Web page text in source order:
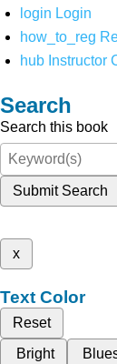
login Login
how_to_reg
hub Instructor
Search
Search this book
Submit Search
x
Text Color
Reset
Bright